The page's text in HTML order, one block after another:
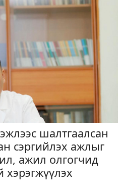
шалтгаалсан
сэргийлэх ажлыг
ажил олгогчид
хэрэгжүүлэх